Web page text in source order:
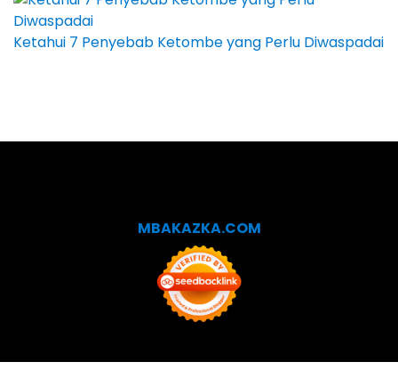
Ketahui 7 Penyebab Ketombe yang Perlu Diwaspadai
MBAKAZKA.COM